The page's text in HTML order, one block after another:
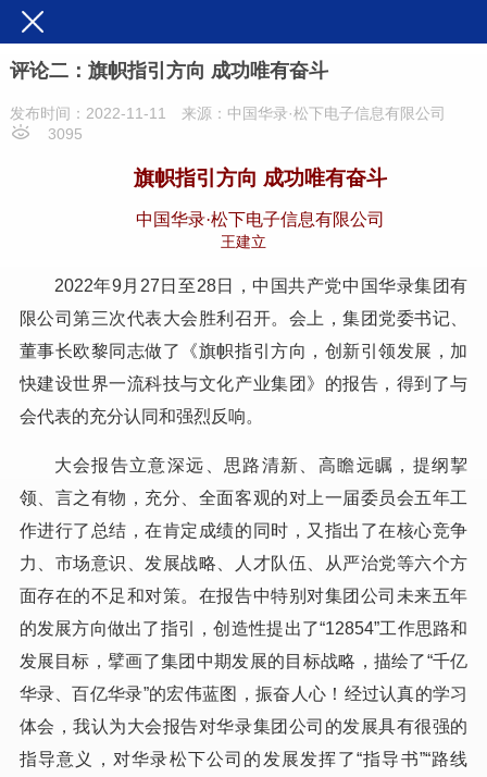
评论二：旗帜指引方向 成功唯有奋斗
发布时间：2022-11-11
来源：中国华录·松下电子信息有限公司
3095
旗帜指引方向 成功唯有奋斗
中国华录·松下电子信息有限公司
王建立
2022年9月27日至28日，中国共产党中国华录集团有
限公司第三次代表大会胜利召开。会上，集团党委书记、
董事长欧黎同志做了《旗帜指引方向，创新引领发展，加
快建设世界一流科技与文化产业集团》的报告，得到了与
会代表的充分认同和强烈反响。
大会报告立意深远、思路清新、高瞻远瞩，提纲挈
领、言之有物，充分、全面客观的对上一届委员会五年工
作进行了总结，在肯定成绩的同时，又指出了在核心竞争
力、市场意识、发展战略、人才队伍、从严治党等六个方
面存在的不足和对策。在报告中特别对集团公司未来五年
的发展方向做出了指引，创造性提出了“12854”工作思路和
发展目标，擘画了集团中期发展的目标战略，描绘了“千亿
华录、百亿华录”的宏伟蓝图，振奋人心！经过认真的学习
体会，我认为大会报告对华录集团公司的发展具有很强的
指导意义，对华录松下公司的发展发挥了“指导书”“路线